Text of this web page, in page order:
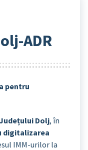
ADR
pentru
Dolj, în
digitalizarea
IMM-urilor la